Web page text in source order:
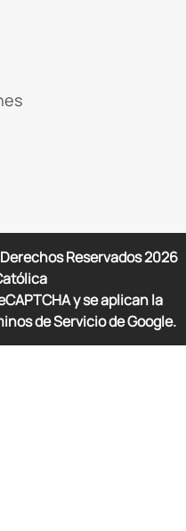
Reservados2026
y se aplican la
de Servicio de Google.